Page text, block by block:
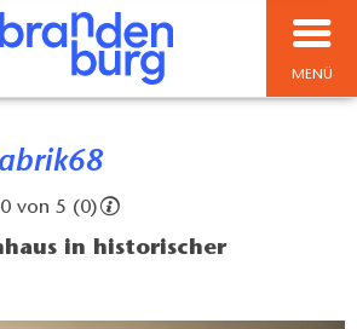
MENÜ
0 von 5 (0)
in historischer